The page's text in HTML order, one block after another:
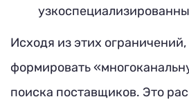
Исходя из этих
формировать
поиска поставщиков. Это